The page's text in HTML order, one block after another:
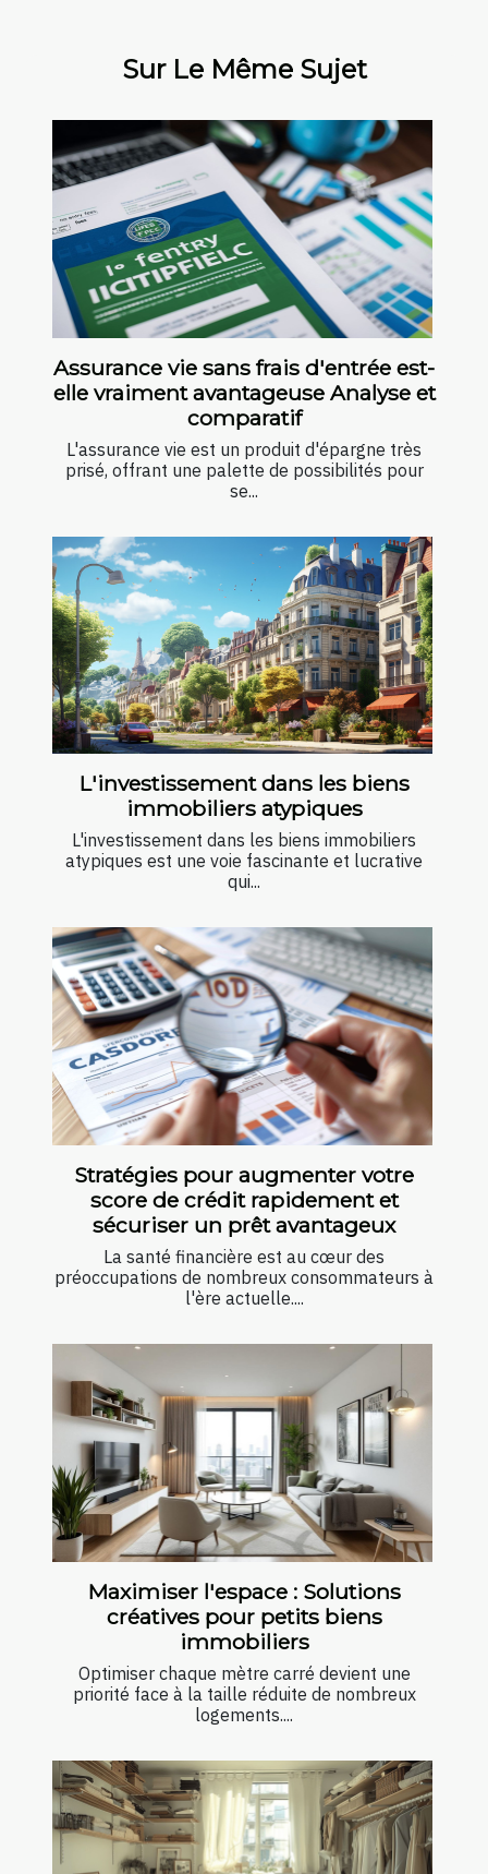
Sur Le Même Sujet
Assurance vie sans frais d'entrée est-
elle vraiment avantageuse Analyse et
comparatif
L'assurance vie est un produit d'épargne très
prisé, offrant une palette de possibilités pour
se...
L'investissement dans les biens
immobiliers atypiques
L'investissement dans les biens immobiliers
atypiques est une voie fascinante et lucrative
qui...
Stratégies pour augmenter votre
score de crédit rapidement et
sécuriser un prêt avantageux
La santé financière est au cœur des
préoccupations de nombreux consommateurs à
l'ère actuelle....
Maximiser l'espace : Solutions
créatives pour petits biens
immobiliers
Optimiser chaque mètre carré devient une
priorité face à la taille réduite de nombreux
logements....